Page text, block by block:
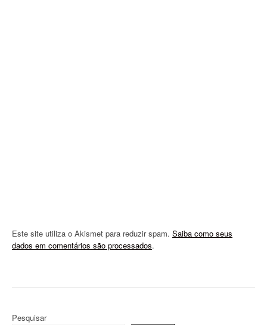
Este site utiliza o Akismet para reduzir spam. Saiba como seus
dados em comentários são processados.
Pesquisar